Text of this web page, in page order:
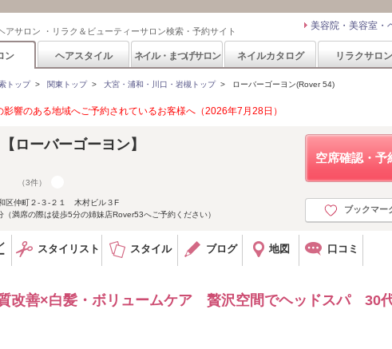
アサロン ・リラク＆ビューティーサロン検索・予約サイト 美容院・美容室・
ン ヘアスタイル ネイル・まつげサロン ネイルカタログ リラクサロン
トップ> 関東トップ> 大宮・浦和・川口・岩槻トップ> ローバーゴーヨン(Rover 54)
響のある地域へご予約されているお客様へ（2026年7月28日）
空席確認・予
ブックマー
ローバーゴーヨン】
（3件）
区仲町２-３-２１ 木村ビル３F
（満席の際は徒歩5分の姉妹店Rover53へご予約ください）
スタイリスト スタイル ブログ 地図 口コミ
改善×白髪・ボリュームケア 贅沢空間でヘッドスパ 30